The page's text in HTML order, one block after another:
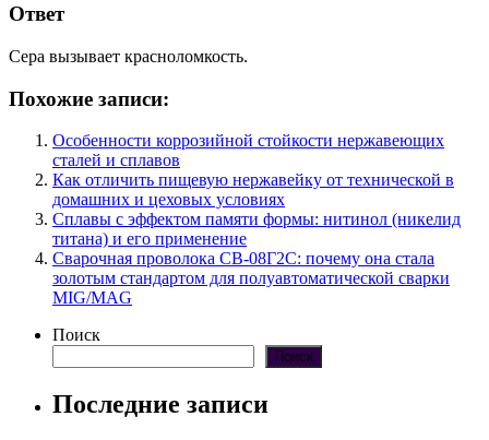
Ответ
Сера вызывает красноломкость.
Похожие записи:
Особенности коррозийной стойкости нержавеющих
сталей и сплавов
Как отличить пищевую нержавейку от технической в
домашних и цеховых условиях
Сплавы с эффектом памяти формы: нитинол (никелид
титана) и его применение
Сварочная проволока СВ-08Г2С: почему она стала
золотым стандартом для полуавтоматической сварки
MIG/MAG
Поиск
Поиск
Последние записи